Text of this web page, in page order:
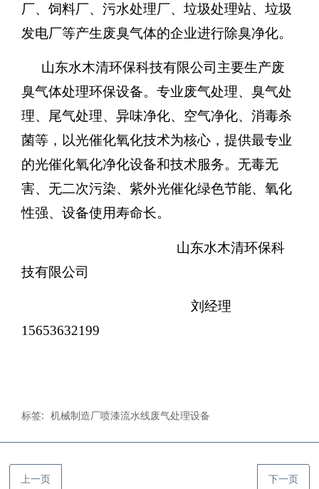
厂、饲料厂、污水处理厂、垃圾处理站、垃圾
发电厂等产生废臭气体的企业进行除臭净化。
山东水木清环保科技有限公司主要生产废
臭气体处理环保设备。专业废气处理、臭气处
理、尾气处理、异味净化、空气净化、消毒杀
菌等，以光催化氧化技术为核心，提供最专业
的光催化氧化净化设备和技术服务。无毒无
害、无二次污染、紫外光催化绿色节能、氧化
性强、设备使用寿命长。
山东水木清环保科
技有限公司
刘经理
15653632199
标签: 机械制造厂喷漆流水线废气处理设备
上一页 下一页